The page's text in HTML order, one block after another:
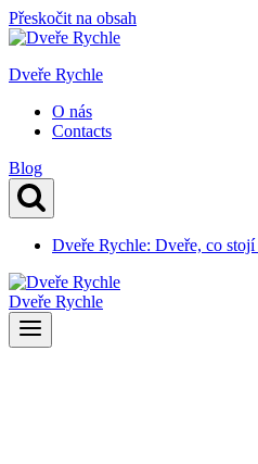
Přeskočit na obsah
Dveře Rychle
O nás
Contacts
Blog
Dveře Rychle: Dveře, co
Dveře Rychle